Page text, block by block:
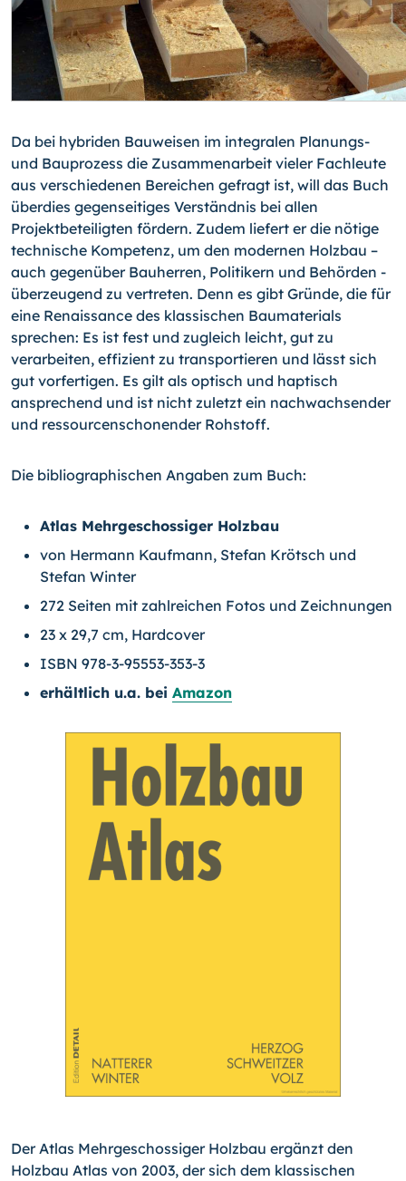
Da bei hybriden Bauweisen im integralen Planungs-
und Bauprozess die Zusammenarbeit vieler Fachleute
aus verschiedenen Bereichen gefragt ist, will das Buch
überdies gegenseitiges Verständnis bei allen
Projektbeteiligten fördern. Zudem liefert er die nötige
technische Kompetenz, um den modernen Holzbau –
auch gegenüberBauherren, Politikern und Behörden -
überzeugend zu vertreten. Denn es gibt Gründe, die für
eine Renaissance des klassischen Baumaterials
sprechen: Es ist fest und zugleich leicht, gut zu
verarbeiten, effizient zu transportieren und lässt sich
gut vorfertigen. Es gilt als optisch und haptisch
ansprechend und ist nicht zuletzt ein nachwachsender
und ressourcenschonender Rohstoff.
Die bibliographischen Angaben zum Buch:
Atlas Mehrgeschossiger Holzbau
von Hermann Kaufmann, Stefan Krötsch und
Stefan Winter
272 Seiten mit zahlreichen Fotos und Zeichnungen
23 x 29,7 cm, Hardcover
ISBN 978-3-95553-353-3
erhältlich u.a. bei Amazon
Der Atlas Mehrgeschossiger Holzbau ergänzt den
Holzbau Atlas von 2003, der sich dem klassischen